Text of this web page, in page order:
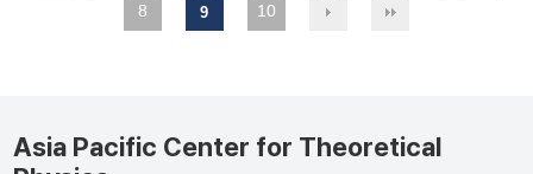
8
9 10
Asia Pacific Center for Theoretical